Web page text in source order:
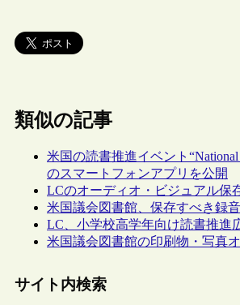
類似の記事
米国の読書推進イベント
のスマートフォンアプリを公開
LCのオーディオ・ビジュアル保
米国議会図書館、保存すべき録
LC、小学校高学年向け読書推進
米国議会図書館の印刷物・写真
サイト内検索